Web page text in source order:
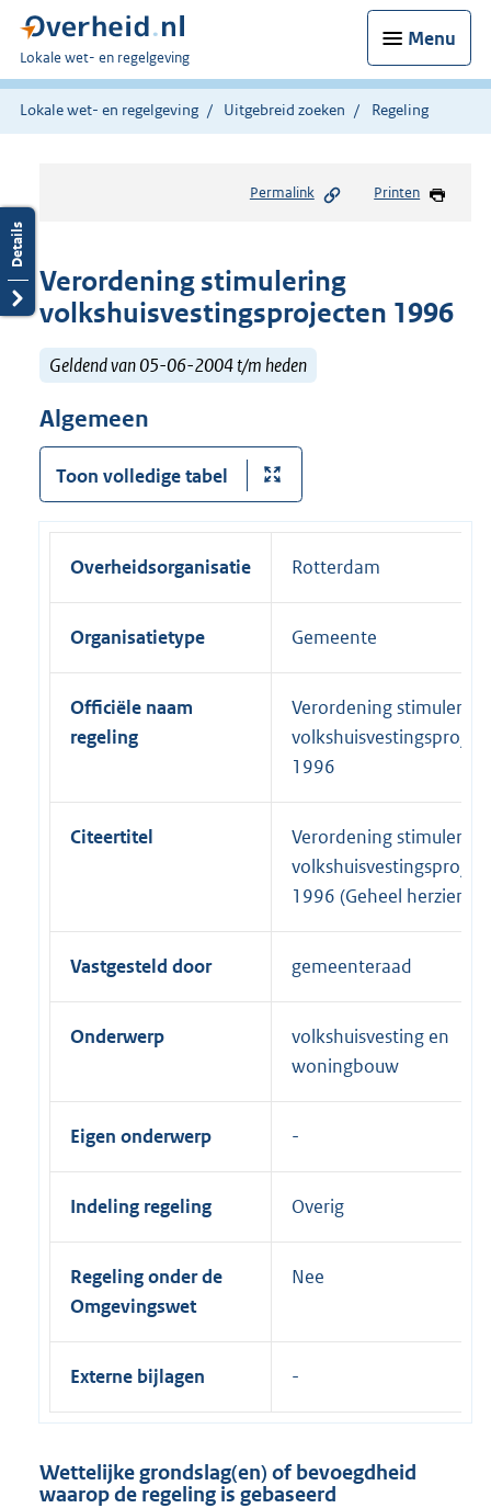
Menu
U
bent
hier:
Lokale wet- en regelgeving
Lokale wet- en regelgeving Uitgebreid zoeken Regeling
Permalink Printen
Verordening stimulering
volkshuisvestingsprojecten 1996
Geldend van 05-06-2004 t/m heden
Algemeen
Toon volledige tabel
Overheidsorganisatie Rotterdam
Organisatietype Gemeente
Officiële naam
regeling
Verordening stimulering
1996
Citeertitel
Verordening stimulering
1996 (Geheel herzien)
Vastgesteld door gemeenteraad
Onderwerp
volkshuisvesting en
woningbouw
Eigen onderwerp
Indeling regeling Overig
Regeling onder de
Omgevingswet
Nee
Externe bijlagen
Wettelijke grondslag(en) of bevoegdheid
waarop de regeling is gebaseerd